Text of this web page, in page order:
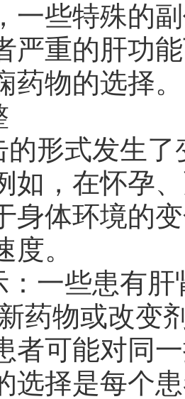
一些特殊的
严重的肝功
药物的选择。
的形式发生
如，在怀孕
身体环境的
。
：一些患有
药物或改变
者可能对同
选择是每个